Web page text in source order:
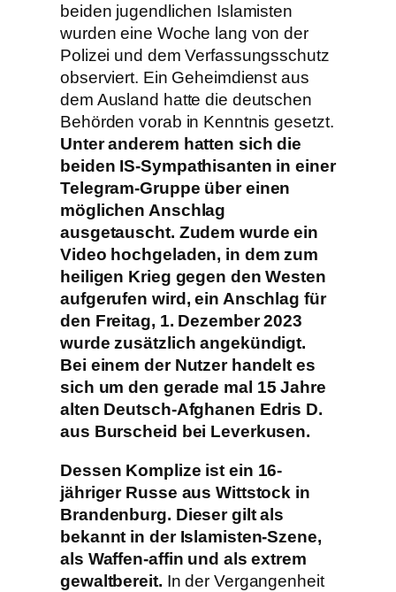
beiden jugendlichen Islamisten
wurden eine Woche lang von der
Polizei und dem Verfassungsschutz
observiert. Ein Geheimdienst aus
dem Ausland hatte die deutschen
Behörden vorab in Kenntnis gesetzt.
Unter anderem hatten sich die
beiden IS-Sympathisanten in einer
Telegram-Gruppe über einen
möglichen Anschlag
ausgetauscht. Zudem wurde ein
Video hochgeladen, in dem zum
heiligen Krieg gegen den Westen
aufgerufen wird, ein Anschlag für
den Freitag, 1. Dezember 2023
wurde zusätzlich angekündigt.
Bei einem der Nutzer handelt es
sich um den gerade mal 15 Jahre
alten Deutsch-Afghanen Edris D.
aus Burscheid bei Leverkusen.
Dessen Komplize ist ein 16-
jähriger Russe aus Wittstock in
Brandenburg. Dieser gilt als
bekannt in der Islamisten-Szene,
als Waffen-affin und als extrem
gewaltbereit. In der Vergangenheit